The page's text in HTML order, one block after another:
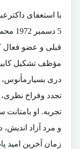
با استعفای
5
مؤظف تشکیل
دری بسیارمأنوس،
تجدد وفراخ نظری،
تجربه. او
و مرد آزاد اندیش،
زمان آخرین امید